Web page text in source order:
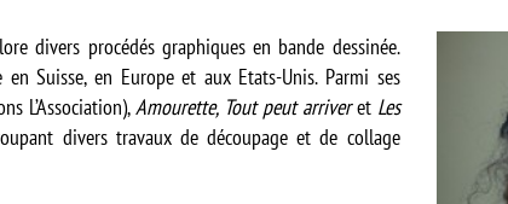
divers procédés graphiques en bande dessinée.
Suisse, en Europe et aux Etats-Unis. Parmi ses
L’Association),Amourette, Tout peut arriveret Les
divers travaux de découpage et de collage